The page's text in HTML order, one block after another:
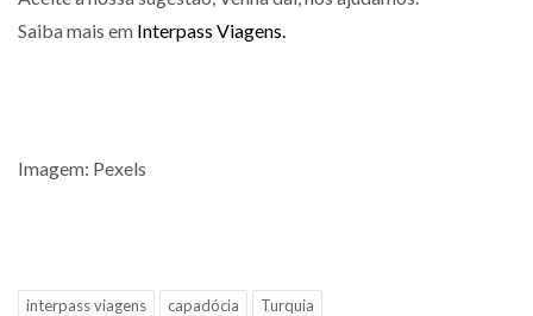
Saiba mais em Interpass Viagens.
Imagem: Pexels
interpass viagens capadócia Turquia